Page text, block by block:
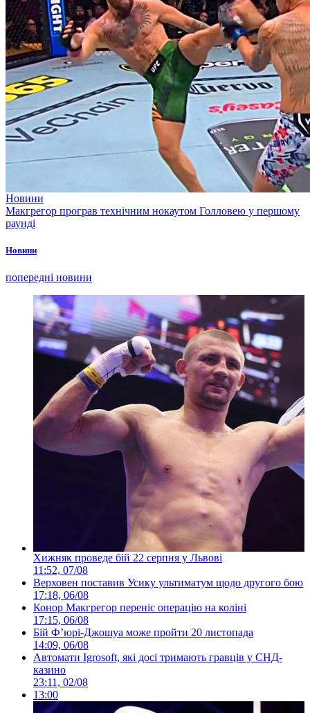
Новини
Макгрегор програв технічним нокаутом Голловею у першому
раунді
Новини
попередні новини
Хижняк проведе бій 22 серпня у Львові
11:52, 07/08
Верховен поставив Усику ультиматум щодо другого бою
17:18, 06/08
Конор Макгрегор переніс операцію на коліні
17:15, 06/08
Бій Ф’юрі-Джошуа може пройти 20 листопада
14:09, 06/08
Автомати Igrosoft, які досі тримають гравців у СНД-
казино
23:11, 02/08
13:00